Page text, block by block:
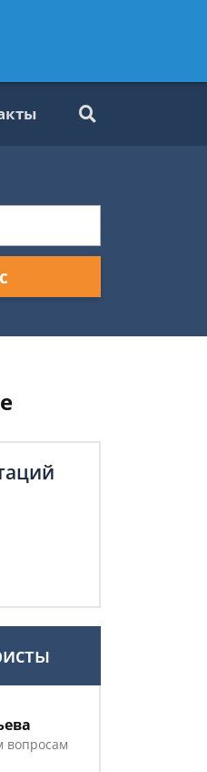
вопросам